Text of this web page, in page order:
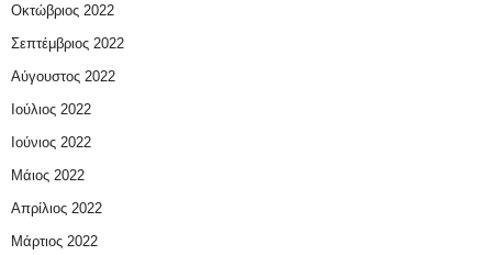
Οκτώβριος 2022
Σεπτέμβριος 2022
Αύγουστος 2022
Ιούλιος 2022
Ιούνιος 2022
Μάιος 2022
Απρίλιος 2022
Μάρτιος 2022